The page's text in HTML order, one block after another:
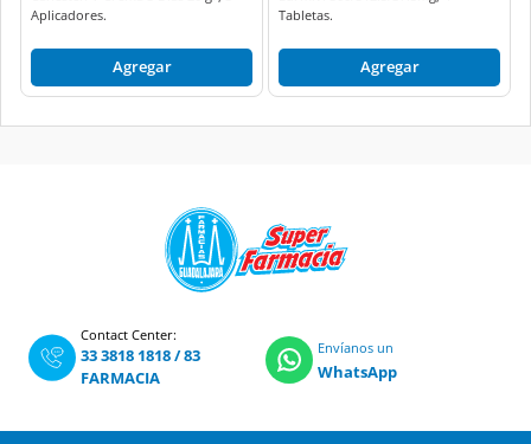
Aplicadores.
Agregar
Tabletas.
Agregar
Contact Center:
33 3818 1818/83
FARMACIA
Envíanos un
WhatsApp